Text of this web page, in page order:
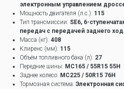
электронным управлением
Мощность двигателя (л.с.): 115
Тип трансмиссии: SE6, 6-
передач с передачей заднего
Масса (кг): 408
Клиренс (мм): 115
Объём топливного бака (л): 27
Передние шины: MC165 / 55R15 55H
Заднее колесо: MC225 / 50R15 76H
Тормозная система: Электронная